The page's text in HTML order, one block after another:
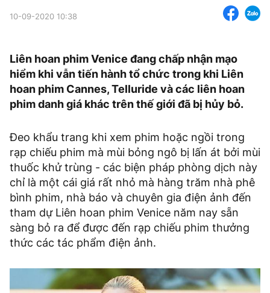
10-09-2020 10:38
Liên hoan phim Venice đang chấp nhận mạo
hiểm khi vẫn tiến hành tổ chức trong khi Liên
hoan phim Cannes, Telluride và các liên hoan
phim danh giá khác trên thế giới đã bị hủy bỏ.
Đeo khẩu trang khi xem phim hoặc ngồi trong
rạp chiếu phim mà mùi bỏng ngô bị lấn át bởi mùi
thuốc khử trùng - các biện pháp phòng dịch này
chỉ là một cái giá rất nhỏ mà hàng trăm nhà phê
bình phim, nhà báo và chuyên gia điện ảnh đến
tham dự Liên hoan phim Venice năm nay sẵn
sàng bỏ ra để được đến rạp chiếu phim thưởng
thức các tác phẩm điện ảnh.